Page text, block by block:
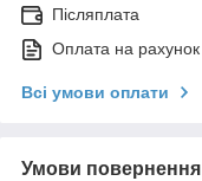
Післяплата
Оплата на рахунок
Всі умови оплати
Умови повернення